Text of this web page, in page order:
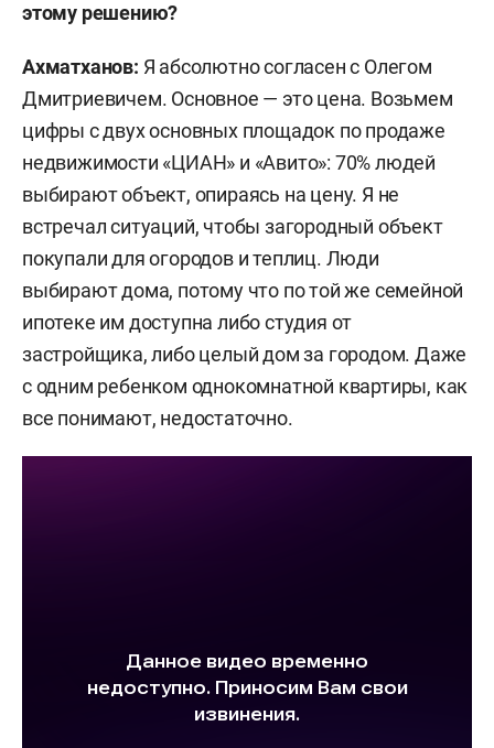
этому решению?
Ахматханов: Я абсолютно согласен с Олегом
Дмитриевичем. Основное — это цена. Возьмем
цифры с двух основных площадок по продаже
недвижимости «ЦИАН» и «Авито»: 70% людей
выбирают объект, опираясь на цену. Я не
встречал ситуаций, чтобы загородный объект
покупали для огородов и теплиц. Люди
выбирают дома, потому что по той же семейной
ипотеке им доступна либо студия от
застройщика, либо целый дом за городом. Даже
с одним ребенком однокомнатной квартиры, как
все понимают, недостаточно.